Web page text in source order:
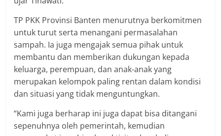
TP PKK Provinsi Banten menurutnya berkomitmen
untuk turut serta menangani permasalahan
sampah. Ia juga mengajak semua pihak untuk
membantu dan memberikan dukungan kepada
keluarga, perempuan, dan anak-anak yang
merupakan kelompok paling rentan dalam kondisi
dan situasi yang tidak menguntungkan.
“Kami juga berharap ini juga dapat bisa ditangani
sepenuhnya oleh pemerintah, kemudian